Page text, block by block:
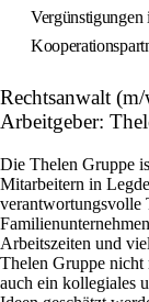
Vergünstigungen
Rechtsanwalt
Arbeitgeber:
Die Thelen Gruppe
Mitarbeitern in
verantwortungsvolle
Arbeitszeiten und
Thelen Gruppe
auch ein kollegiales